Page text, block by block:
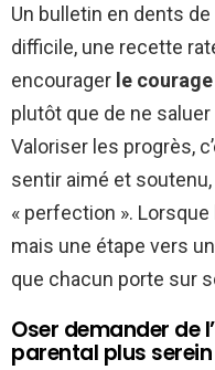
Un bulletin en dents
difficile, une recette
encourager le
plutôt que de ne
Valoriser les progrès,
sentir aimé et
« perfection ». Lorsque
mais une étape vers
que chacun porte sur
Oser demander de
parental plus serein